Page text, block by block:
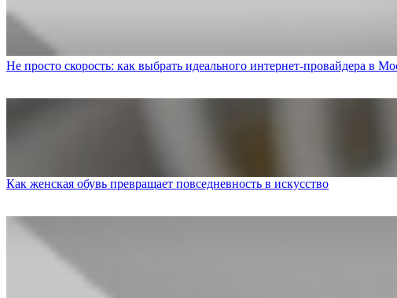
Не просто скорость: как выбрать идеального интернет-провайдера в
Как женская обувь превращает повседневность в искусство